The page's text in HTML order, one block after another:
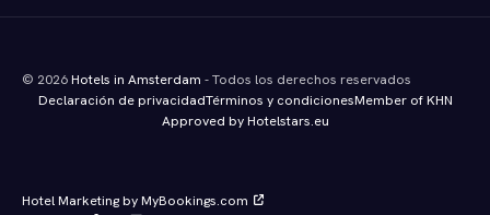
© 2026Hotels in Amsterdam - Todos los derechos reservados
Declaración de privacidadTérminos y condicionesMember of KHN
Approved by Hotelstars.eu
Hotel Marketing by MyBookings.com